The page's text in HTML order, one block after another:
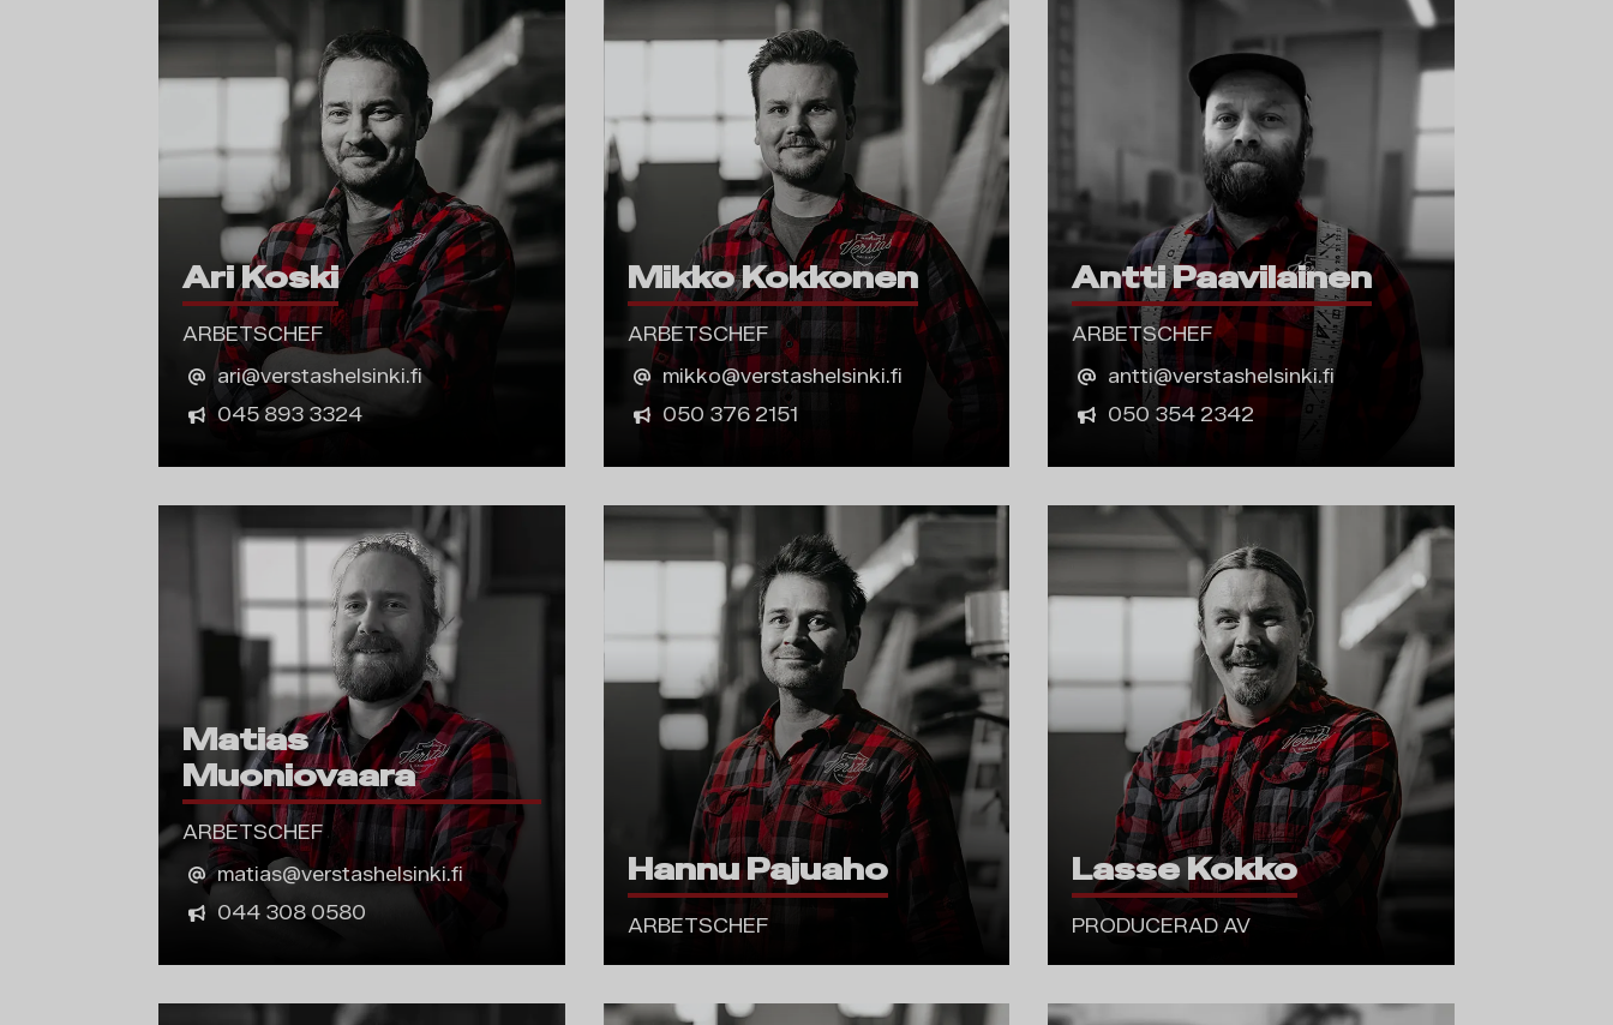
Ari Koski
ARBETSCHEF
ari@verstashelsinki.fi
045 893 3324
Mikko Kokkonen
ARBETSCHEF
mikko@verstashelsinki.fi
050 376 2151
Antti Paavilainen
ARBETSCHEF
antti@verstashelsinki.fi
050 354 2342
Matias
Muoniovaara
ARBETSCHEF
matias@verstashelsinki.fi
044 308 0580
Hannu Pajuaho
ARBETSCHEF
Lasse Kokko
PRODUCERAD AV